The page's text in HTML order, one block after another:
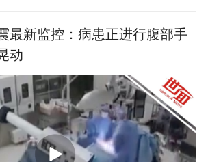
最新监控：病患正进行腹部手
动